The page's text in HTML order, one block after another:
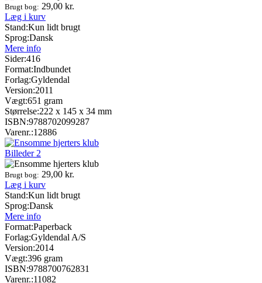
Brugt bog: 29,00 kr.
Læg i kurv
Stand:Kun lidt brugt
Sprog:Dansk
Mere info
Sider:416
Format:Indbundet
Forlag:Gyldendal
Version:2011
Vægt:651 gram
Størrelse:222 x 145 x 34 mm
ISBN:9788702099287
Varenr.:12886
Billeder 2
Brugt bog: 29,00 kr.
Læg i kurv
Stand:Kun lidt brugt
Sprog:Dansk
Mere info
Format:Paperback
Forlag:Gyldendal A/S
Version:2014
Vægt:396 gram
ISBN:9788700762831
Varenr.:11082